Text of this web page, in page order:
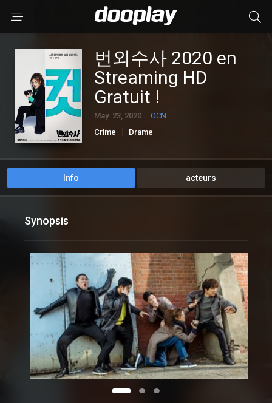
번외수사 2020 en
Streaming HD
Gratuit !
May. 23, 2020
OCN
Crime
Drame
Info acteurs
Synopsis